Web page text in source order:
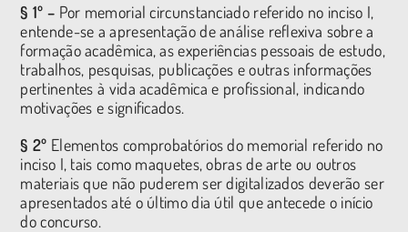
§ 1º – Por memorial circunstanciado referido no inciso I,
entende-se a apresentação de análise reflexiva sobre a
formação acadêmica, as experiências pessoais de estudo,
trabalhos, pesquisas, publicações e outras informações
pertinentes à vida acadêmica e profissional, indicando
motivações e significados.
§ 2º Elementos comprobatórios do memorial referido no
inciso I, tais como maquetes, obras de arte ou outros
materiais que não puderem ser digitalizados deverão ser
apresentados até o último dia útil que antecede o início
do concurso.